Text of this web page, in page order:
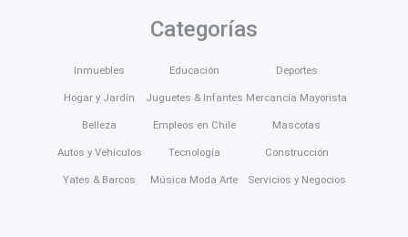
Categorías
Inmuebles
Hogar y Jardín
Belleza
Autos y Vehículos
Yates & Barcos
Educación
Juguetes & Infantes
Empleos en Chile
Tecnología
Música Moda Arte
Deportes
Mercancía Mayorista
Mascotas
Construcción
Servicios y Negocios